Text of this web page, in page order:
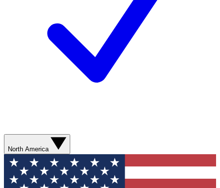
North America